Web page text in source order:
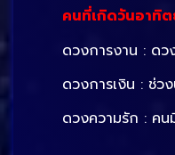
คนที่เกิดวันอาทิ
ดวงการงาน : ดว
ดวงการเงิน : ช่ว
ดวงความรัก : ค